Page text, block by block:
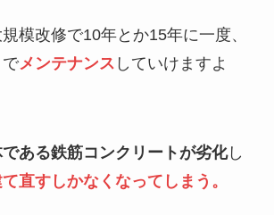
模改修で10年とか15年に一度、
メンテナンス していけますよ
ある鉄筋コンクリートが劣化し
直すしかなくなってしまう。